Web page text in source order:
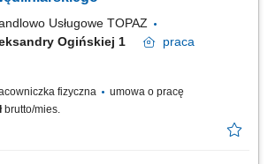
Usługowe TOPAZ
Ogińskiej 1
praca
fizyczna
umowa o pracę
brutto/mies.